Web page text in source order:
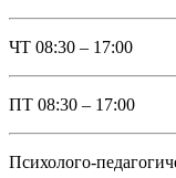
ЧТ 08:30 – 17:00
ПТ 08:30 – 17:00
Психолого-